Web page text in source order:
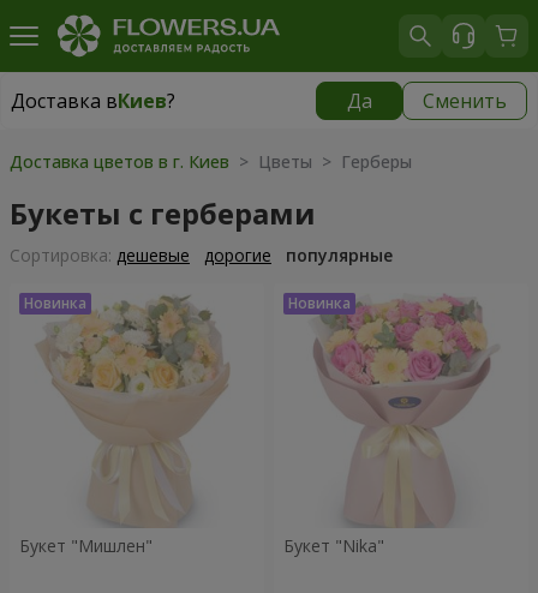
Доставка вКиев? Да Сменить
Доставка вКиев
Доставка цветов в г. Киев > Цветы > Герберы
Букеты с герберами
Cортировка: дешевые дорогие популярные
Букет "Мишлен" Букет "Nika"